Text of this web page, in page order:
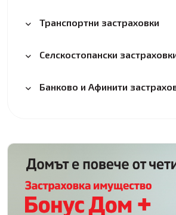
Транспортни застраховки
Селскостопански
Банково и Афинити